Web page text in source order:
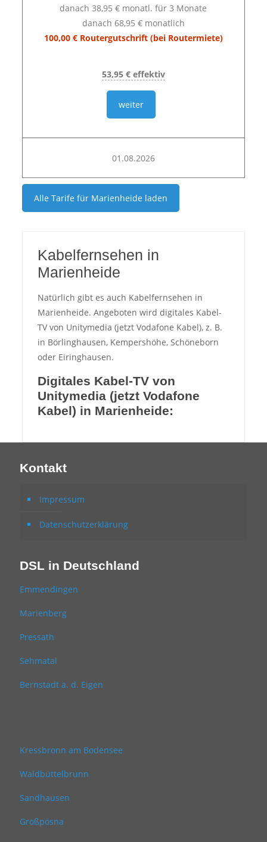
danach 38,95 € monatl. für 3 Monate
danach 68,95 € monatlich
100,00 € Routergutschrift (bei Routermiete)
53,95 € effektiv
weiter
01.08.2026
Alle Tarife für Marienheide laden
Kabelfernsehen in
Marienheide
Natürlich gibt es auch Kabelfernsehen in
Marienheide. Angeboten wird digitales Kabel-
TV von Unitymedia (jetzt Vodafone Kabel), z. B.
in Börlinghausen, Kempershöhe, Schöneborn
oder Eiringhausen.
Digitales Kabel-TV von
Unitymedia (jetzt Vodafone
Kabel) in Marienheide:
Kontakt
Impressum
Datenschutzerklärung
DSL in Deutschland
Emmendingen
Marienberg
Pressath
Sehmatal
Bernstadt a. d. Eigen
Kressbronn am Bodensee
Waldbüttelbrunn
Sandhausen
Großpösna